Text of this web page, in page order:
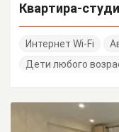
Квартира-
Интернет Wi-Fi
Дети любого